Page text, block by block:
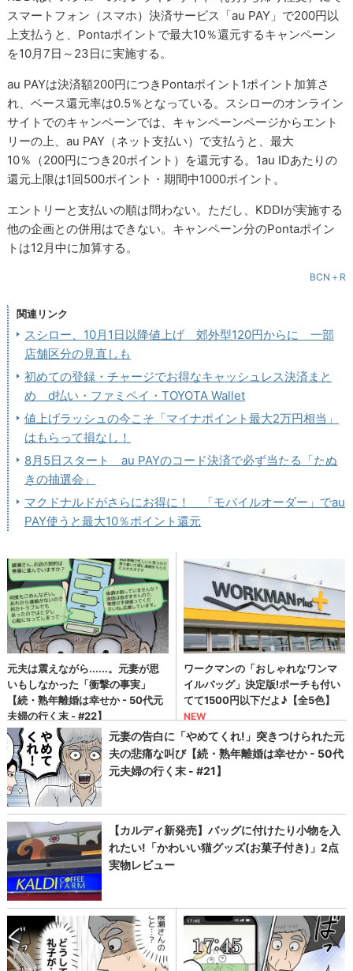
スマートフォン（スマホ）決済サービス「au PAY」で200円以
上支払うと、Pontaポイントで最大10％還元するキャンペーン
を10月7日～23日に実施する。
au PAYは決済額200円につきPontaポイント1ポイント加算さ
れ、ベース還元率は0.5％となっている。スシローのオンライン
サイトでのキャンペーンでは、キャンペーンページからエント
リーの上、au PAY（ネット支払い）で支払うと、最大
10％（200円につき20ポイント）を還元する。1au IDあたりの
還元上限は1回500ポイント・期間中1000ポイント。
エントリーと支払いの順は問わない。ただし、KDDIが実施する
他の企画との併用はできない。キャンペーン分のPontaポイン
トは12月中に加算する。
BCN＋R
関連リンク
スシロー、10月1日以降値上げ 郊外型120円からに 一部
店舗区分の見直しも
初めての登録・チャージでお得なキャッシュレス決済まと
め d払い・ファミペイ・TOYOTA Wallet
値上げラッシュの今こそ「マイナポイント最大2万円相当」
はもらって損なし！
8月5日スタート au PAYのコード決済で必ず当たる「たぬ
きの抽選会」
マクドナルドがさらにお得に！ 「モバイルオーダー」でau
PAY使うと最大10％ポイント還元